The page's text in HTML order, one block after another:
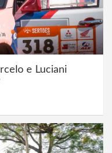
e Luciani